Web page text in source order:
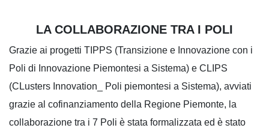
LA COLLABORAZIONE TRA I POLI
Grazie ai progetti TIPPS (Transizione e Innovazione con i
Poli di Innovazione Piemontesi a Sistema) e CLIPS
(CLusters Innovation_ Poli piemontesi a Sistema), avviati
grazie al cofinanziamento della Regione Piemonte, la
collaborazione tra i 7 Poli è stata formalizzata ed è stato